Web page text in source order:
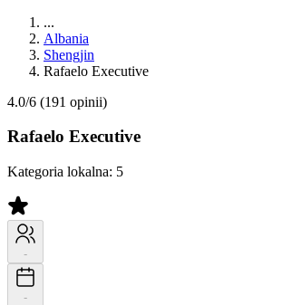
...
Albania
Shengjin
Rafaelo Executive
4.0/6 (191 opinii)
Rafaelo Executive
Kategoria lokalna: 5
-
-